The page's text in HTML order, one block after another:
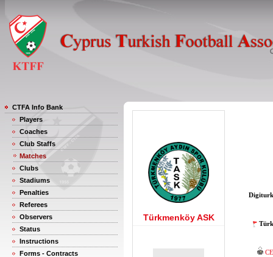
CTFA Info Bank
Players
Coaches
Club Staffs
Matches
Clubs
Stadiums
Penalties
Referees
Observers
Status
Instructions
Forms - Contracts
Türkmenköy ASK
Digiturk